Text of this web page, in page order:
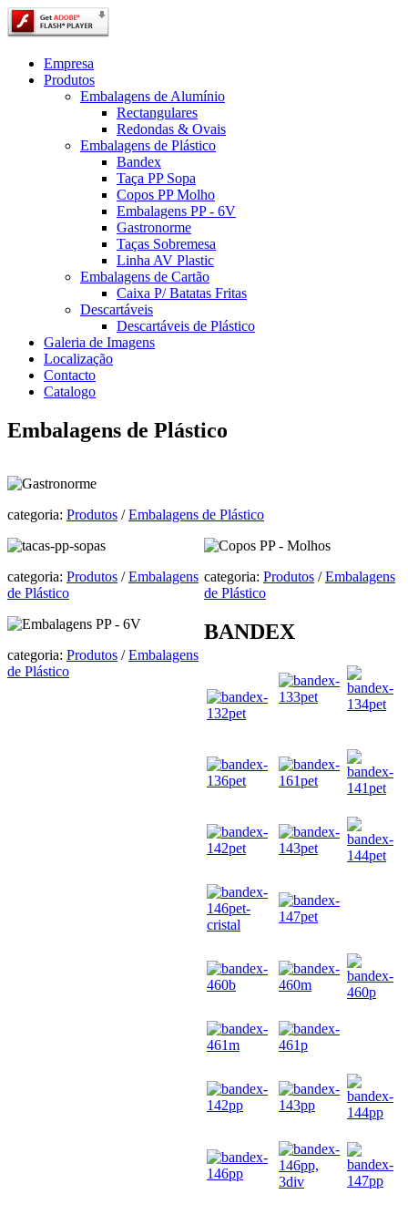
Empresa
Produtos
Embalagens de Alumínio
Rectangulares
Redondas & Ovais
Embalagens de Plástico
Bandex
Taça PP Sopa
Copos PP Molho
Embalagens PP - 6V
Gastronorme
Taças Sobremesa
Linha AV Plastic
Embalagens de Cartão
Caixa P/ Batatas Fritas
Descartáveis
Descartáveis de Plástico
Galeria de Imagens
Localização
Contacto
Catalogo
Embalagens de Plástico
categoria: Produtos /Embalagens de Plástico
categoria: Produtos /Embalagens
de Plástico
categoria: Produtos /Embalagens
de Plástico
categoria: Produtos /Embalagens
de Plástico
BANDEX